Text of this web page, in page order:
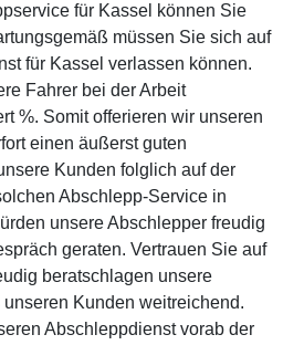
für Kassel können Sie
müssen Sie sich auf
für Kassel verlassen können.
Fahrer bei der Arbeit
%. Somit offerieren wir unseren
einen äußerst guten
Kunden folglich auf der
Abschlepp-Service in
unsere Abschlepper freudig
geraten. Vertrauen Sie auf
beratschlagen unsere
Kunden weitreichend.
Abschleppdienst vorab der